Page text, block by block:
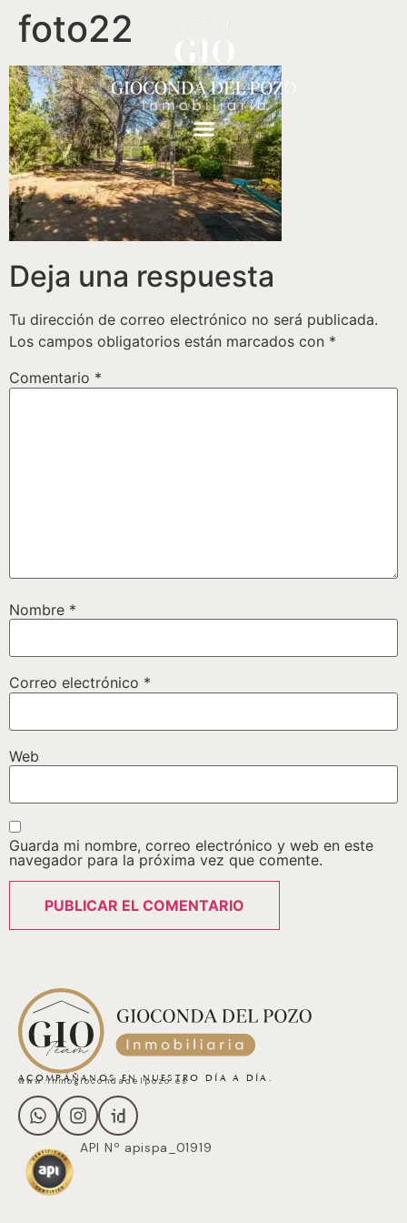
foto22
Deja una respuesta
Tu dirección de correo electrónico no será publicada.
Los campos obligatorios están marcados con *
Comentario *
Nombre *
Correo electrónico *
Web
Guarda mi nombre, correo electrónico y web en este
navegador para la próxima vez que comente.
ACOMPÁÑANOS EN NUESTRO DÍA A DÍA.
www.inmogiocondadelpozo.es
API Nº apispa_01919